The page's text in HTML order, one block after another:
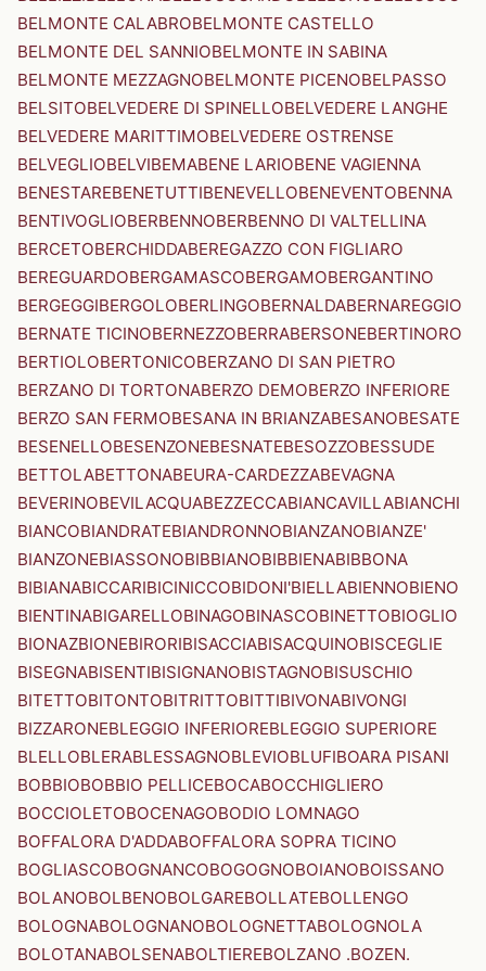
BELMONTE CALABROBELMONTE CASTELLO
BELMONTE DEL SANNIOBELMONTE IN SABINA
BELMONTE MEZZAGNOBELMONTE PICENOBELPASSO
BELSITOBELVEDERE DI SPINELLOBELVEDERE LANGHE
BELVEDERE MARITTIMOBELVEDERE OSTRENSE
BELVEGLIOBELVIBEMABENE LARIOBENE VAGIENNA
BENESTAREBENETUTTIBENEVELLOBENEVENTOBENNA
BENTIVOGLIOBERBENNOBERBENNO DI VALTELLINA
BERCETOBERCHIDDABEREGAZZO CON FIGLIARO
BEREGUARDOBERGAMASCOBERGAMOBERGANTINO
BERGEGGIBERGOLOBERLINGOBERNALDABERNAREGGIO
BERNATE TICINOBERNEZZOBERRABERSONEBERTINORO
BERTIOLOBERTONICOBERZANO DI SAN PIETRO
BERZANO DI TORTONABERZO DEMOBERZO INFERIORE
BERZO SAN FERMOBESANA IN BRIANZABESANOBESATE
BESENELLOBESENZONEBESNATEBESOZZOBESSUDE
BETTOLABETTONABEURA-CARDEZZABEVAGNA
BEVERINOBEVILACQUABEZZECCABIANCAVILLABIANCHI
BIANCOBIANDRATEBIANDRONNOBIANZANOBIANZE'
BIANZONEBIASSONOBIBBIANOBIBBIENABIBBONA
BIBIANABICCARIBICINICCOBIDONI'BIELLABIENNOBIENO
BIENTINABIGARELLOBINAGOBINASCOBINETTOBIOGLIO
BIONAZBIONEBIRORIBISACCIABISACQUINOBISCEGLIE
BISEGNABISENTIBISIGNANOBISTAGNOBISUSCHIO
BITETTOBITONTOBITRITTOBITTIBIVONABIVONGI
BIZZARONEBLEGGIO INFERIOREBLEGGIO SUPERIORE
BLELLOBLERABLESSAGNOBLEVIOBLUFIBOARA PISANI
BOBBIOBOBBIO PELLICEBOCABOCCHIGLIERO
BOCCIOLETOBOCENAGOBODIO LOMNAGO
BOFFALORA D'ADDABOFFALORA SOPRA TICINO
BOGLIASCOBOGNANCOBOGOGNOBOIANOBOISSANO
BOLANOBOLBENOBOLGAREBOLLATEBOLLENGO
BOLOGNABOLOGNANOBOLOGNETTABOLOGNOLA
BOLOTANABOLSENABOLTIEREBOLZANO .BOZEN.